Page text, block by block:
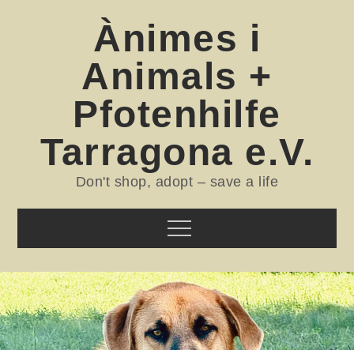
Ànimes i
Animals +
Pfotenhilfe
Tarragona e.V.
Don't shop, adopt – save a life
Menu